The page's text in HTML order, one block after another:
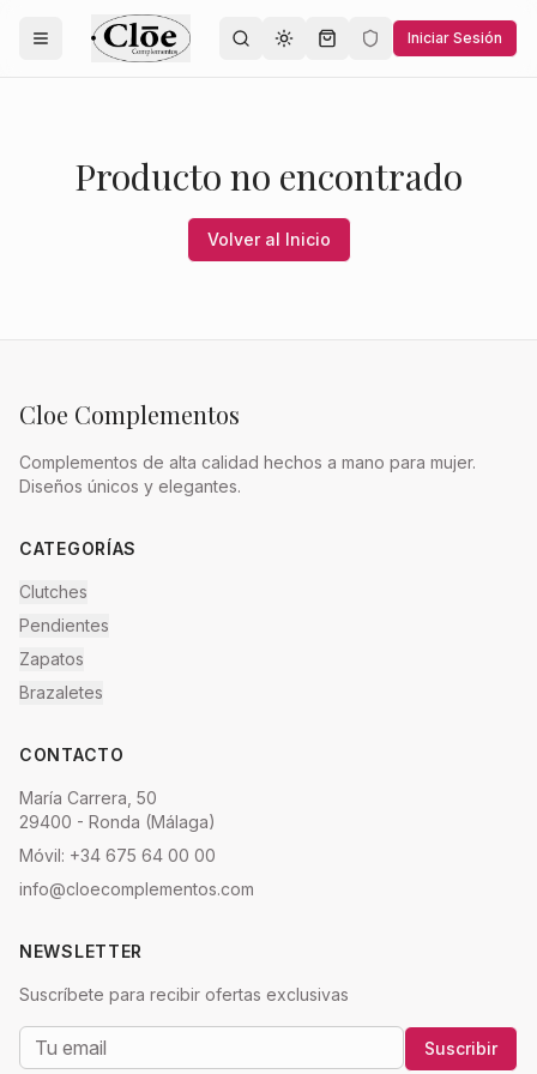
Toggle theme Iniciar Sesión
Producto no encontrado
Volver al Inicio
Cloe Complementos
Complementos de alta calidad hechos a mano para mujer.
Diseños únicos y elegantes.
CATEGORÍAS
Clutches
Pendientes
Zapatos
Brazaletes
CONTACTO
María Carrera, 50
29400 - Ronda (Málaga)
Móvil: +34 675 64 00 00
info@cloecomplementos.com
NEWSLETTER
Suscríbete para recibir ofertas exclusivas
Suscribir